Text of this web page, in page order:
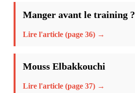
Manger avant le training ?
Lire l'article (page 36) →
Mouss Elbakkouchi
Lire l'article (page 37) →